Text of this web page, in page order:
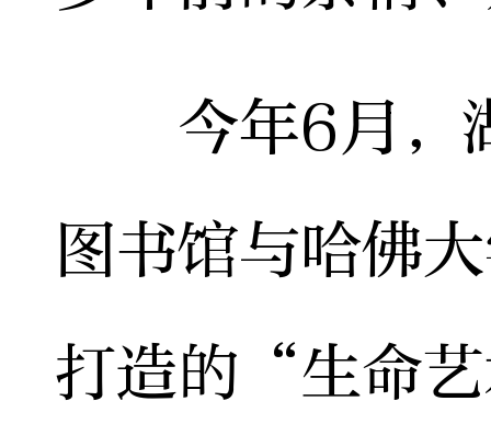
今年6月，湖
图书馆与哈佛
打造的“生命